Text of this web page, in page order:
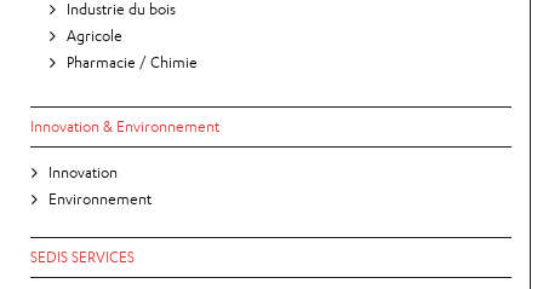
Industrie du bois
Agricole
Pharmacie / Chimie
Innovation & Environnement
Innovation
Environnement
SEDIS SERVICES